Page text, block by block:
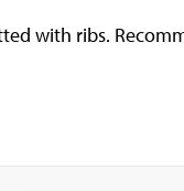
with ribs.